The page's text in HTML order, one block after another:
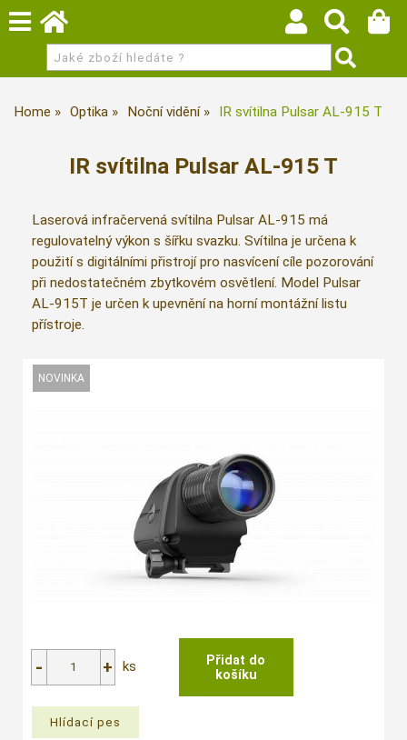
Home Optika Noční vidění IR svítilna Pulsar AL-915 T
IR svítilna Pulsar AL-915 T
Laserová infračervená svítilna Pulsar AL-915 má
regulovatelný výkon s šířku svazku. Svítilna je určena k
použití s digitálními přistrojí pro nasvícení cíle pozorování
při nedostatečném zbytkovém osvětlení. Model Pulsar
AL-915T je určen k upevnění na horní montážní listu
přístroje.
ks